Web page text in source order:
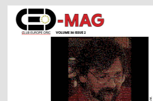
c
h
i
s
t
o